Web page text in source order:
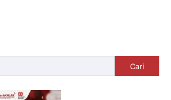
Cari